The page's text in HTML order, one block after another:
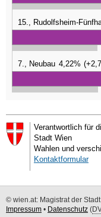
15., Rudolfsheim-
7., Neubau 4,22%
Verantwortlich für
Stadt Wien
Wahlen und
Kontaktformular
© wien.at: Magistrat der
Impressum • Datenschutz (